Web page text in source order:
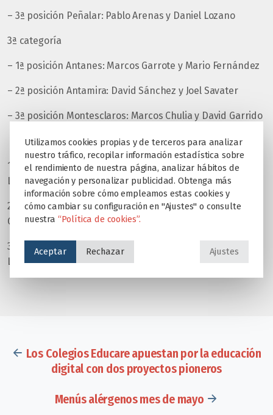
– 3ª posición Peñalar: Pablo Arenas y Daniel Lozano
3ª categoría
– 1ª posición Antanes: Marcos Garrote y Mario Fernández
– 2ª posición Antamira: David Sánchez y Joel Savater
– 3ª posición Montesclaros: Marcos Chulia y David Garrido
Secundaria
1ª posición Peñalar: Daniel López García y Juan Pablo
Lozano Fernandez
2ª posición Antanes: Alvaro López Martín y David Arranz
García
3ª posición Antamira: Ignacio Ocaña Guirado y Andrea
Lozano Márquez
Los Colegios Educare apuestan por la educación
digital con dos proyectos pioneros
Menús alérgenos mes de mayo
Utilizamos cookies propias y de terceros para analizar
nuestro tráfico, recopilar información estadística sobre
el rendimiento de nuestra página, analizar hábitos de
navegación y personalizar publicidad. Obtenga más
información sobre cómo empleamos estas cookies y
cómo cambiar su configuración en "Ajustes" o consulte
nuestra “Política de cookies”.
Aceptar Rechazar Ajustes